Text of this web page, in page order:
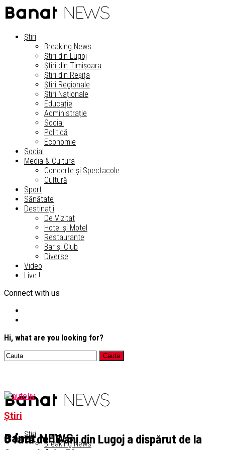
Știri
Breaking News
Știri din Lugoj
Știri din Timișoara
Știri din Reșița
Știri Regionale
Știri Naționale
Educație
Administrație
Social
Politică
Economie
Social
Media & Cultura
Concerte și Spectacole
Cultură
Sport
Sănătate
Destinații
De Vizitat
Hotel și Motel
Restaurante
Bar și Club
Diverse
Video
Live !
Connect with us
Hi, what are you looking for?
Banat NEWS
Știri
Breaking News
Știri
O fată de 16 ani din Lugoj a dispărut de la